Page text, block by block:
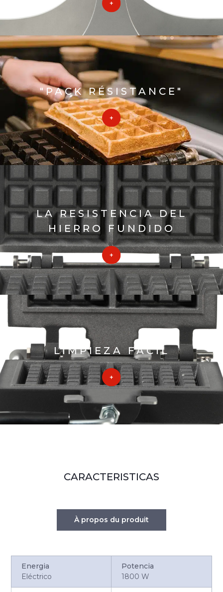
"PACK RÉSISTANCE"
LA RESISTENCIA DEL
HIERRO FUNDIDO
LIMPIEZA FÁCIL
CARACTERISTICAS
À propos du produit
Energia
Eléctrico
Potencia
1800 W